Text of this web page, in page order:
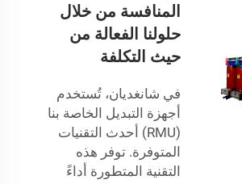
المنافسة من خلال
حلولنا الفعالة من
حيث التكلفة
في شانغديان، تُستخدم
أجهزة التبديل الخاصة بنا
(RMU) أحدث التقنيات
المتوفرة. توفر هذه
التقنية المتطورة أداءً